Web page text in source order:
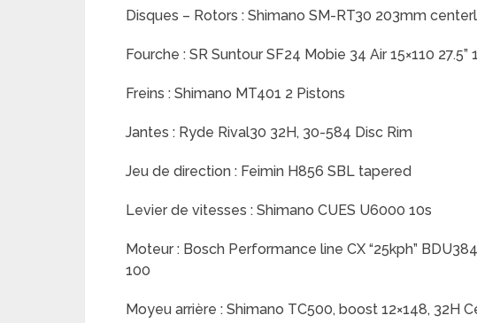
Disques – Rotors : Shimano SM-RT30 203mm
Fourche : SR Suntour SF24 Mobie 34 Air 15×110
Freins : Shimano MT401 2 Pistons
Jantes : Ryde Rival30 32H, 30-584 Disc Rim
Jeu de direction : Feimin H856 SBL tapered
Levier de vitesses : Shimano CUES U6000 10s
Moteur : Bosch Performance line CX “25kph”
100
Moyeu arrière : Shimano TC500, boost 12×148, 32H